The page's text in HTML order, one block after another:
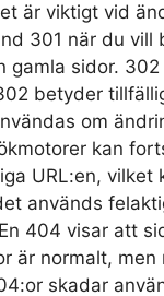
är viktigt vid
301 när du vill
gamla sidor.
betyder
om
kan
URL:en, vilket
används
404 visar att
är normalt, men
skadar